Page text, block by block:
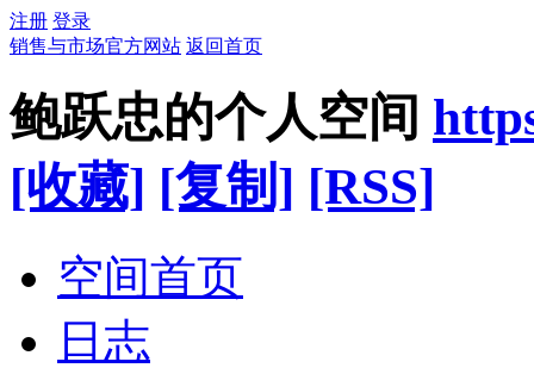
注册 登录
销售与市场官方网站 返回首页
鲍跃忠的个人空间
[收藏] [复制] [RSS]
空间首页
日志